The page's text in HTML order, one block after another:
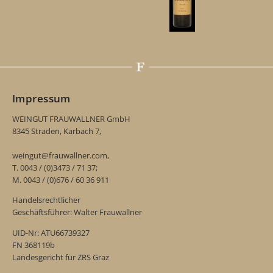
Impressum
WEINGUT FRAUWALLNER GmbH
8345 Straden, Karbach 7,
weingut@frauwallner.com,
T. 0043 / (0)3473 / 71 37;
M. 0043 / (0)676 / 60 36 911
Handelsrechtlicher
Geschäftsführer: Walter Frauwallner
UID-Nr: ATU66739327
FN 368119b
Landesgericht für ZRS Graz